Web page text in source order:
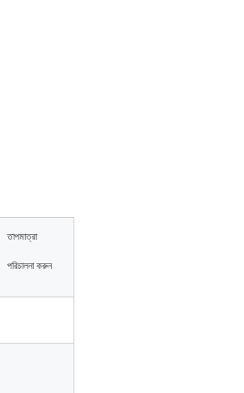
তাপমাত্রা
পরিচালনা করুন